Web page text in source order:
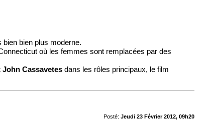
bien bien plus moderne.
où les femmes sont remplacées par des
John Cassavetes dans les rôles principaux, le film
Posté: Jeudi 23 Février 2012, 09h20